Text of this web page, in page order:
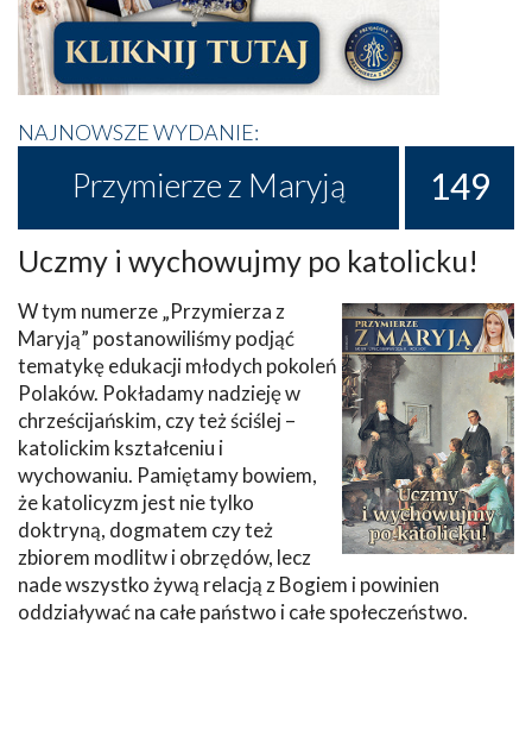
NAJNOWSZE WYDANIE:
Przymierze z Maryją 149
Uczmy i wychowujmy po katolicku!
W tym numerze „Przymierza z
Maryją” postanowiliśmy podjąć
tematykę edukacji młodych pokoleń
Polaków. Pokładamy nadzieję w
chrześcijańskim, czy też ściślej –
katolickim kształceniu i
wychowaniu. Pamiętamy bowiem,
że katolicyzm jest nie tylko
doktryną, dogmatem czy też
zbiorem modlitw i obrzędów, lecz
nade wszystko żywą relacją z Bogiem i powinien
oddziaływać na całe państwo i całe społeczeństwo.